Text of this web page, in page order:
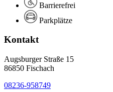
Barrierefrei
Parkplätze
Kontakt
Augsburger Straße 15
86850 Fischach
08236-958749